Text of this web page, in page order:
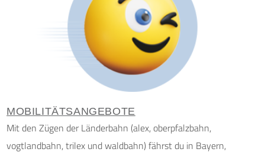
MOBILITÄTSANGEBOTE
Mit den Zügen der Länderbahn (alex, oberpfalzbahn,
vogtlandbahn, trilex und waldbahn) fährst du in Bayern,